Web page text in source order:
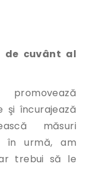
de cuvânt al
şi încurajează
măsuri
în urmă, am
trebui să le